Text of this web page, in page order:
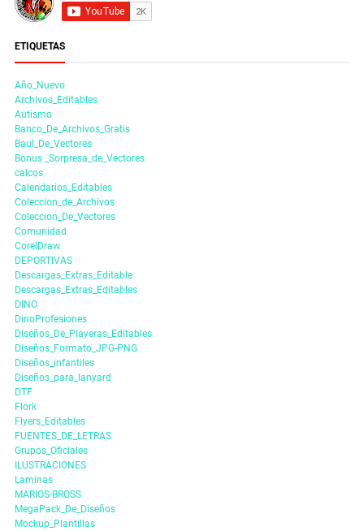
ETIQUETAS
Año_Nuevo
Archivos_Editables
Autismo
Banco_De_Archivos_Gratis
Baul_De_Vectores
Bonus _Sorpresa_de_Vectores
calcos
Calendarios_Editables
Coleccion_de_Archivos
Coleccion_De_Vectores
Comunidad
CorelDraw
DEPORTIVAS
Descargas_Extras_Editable
Descargas_Extras_Editables
DINO
DinoProfesiones
Diseños_De_Playeras_Editables
Diseños_Formato_JPG-PNG
Diseños_infantiles
Diseños_para_lanyard
DTF
Flork
Flyers_Editables
FUENTES_DE_LETRAS
Grupos_Oficiales
ILUSTRACIONES
Laminas
MARIOS-BROSS
MegaPack_De_Diseños
Mockup_Plantillas